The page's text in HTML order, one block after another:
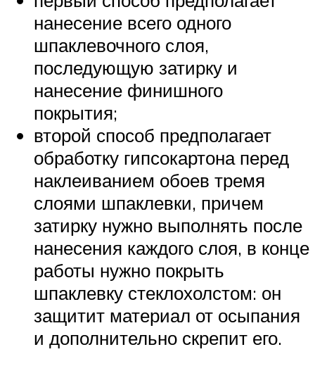
нанесение всего одного
шпаклевочного слоя,
последующую затирку и
нанесение финишного
покрытия;
второй способ предполагает
обработку гипсокартона перед
наклеиванием обоев тремя
слоями шпаклевки, причем
затирку нужно выполнять после
нанесения каждого слоя, в конце
работы нужно покрыть
шпаклевку стеклохолстом: он
защитит материал от осыпания
и дополнительно скрепит его.